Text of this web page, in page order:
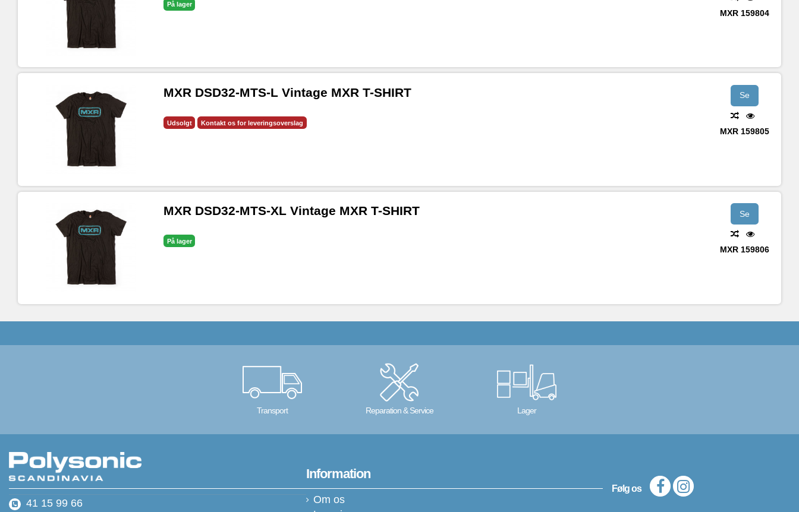
På lager
MXR 159804
MXR DSD32-MTS-L Vintage MXR T-SHIRT
Udsolgt Kontakt os for leveringsoverslag
Se
MXR 159805
MXR DSD32-MTS-XL Vintage MXR T-SHIRT
På lager
Se
MXR 159806
Transport Reparation & Service Lager
41 15 99 66
Information
Om os
Følg os